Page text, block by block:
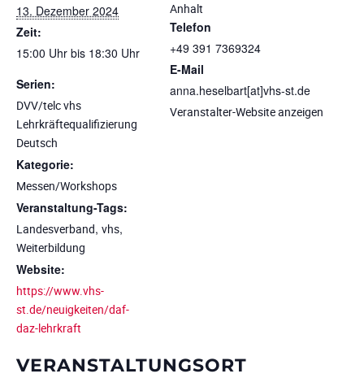
13. Dezember 2024
Zeit:
15:00 Uhr bis 18:30 Uhr
Serien:
DVV/telc vhs
Lehrkräftequalifizierung
Deutsch
Kategorie:
Messen/Workshops
Veranstaltung-Tags:
Landesverband, vhs,
Weiterbildung
Website:
https://www.vhs-
st.de/neuigkeiten/daf-
daz-lehrkraft
VERANSTALTUNGSORT
Anhalt
Telefon
+49 391 7369324
E-Mail
anna.heselbart[at]vhs-st.de
Veranstalter-Website anzeigen